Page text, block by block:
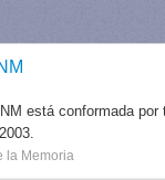
está conformada
la Memoria